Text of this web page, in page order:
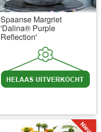
Spaanse Margriet
'Dalina® Purple
Reflection'